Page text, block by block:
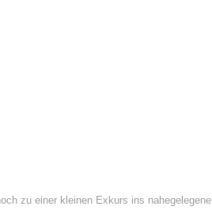
zu einer kleinen Exkurs ins nahegelegene